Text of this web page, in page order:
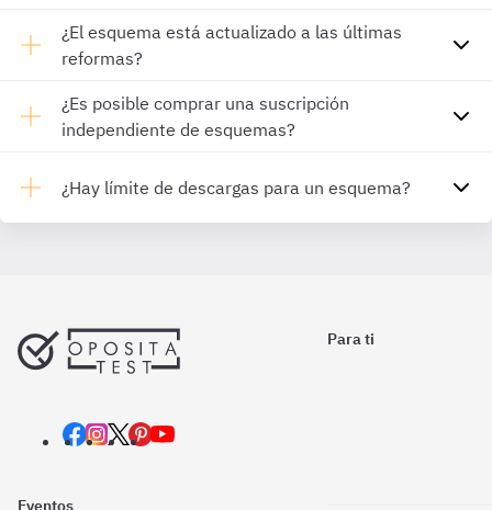
¿El esquema está actualizado a las últimas
reformas?
¿Es posible comprar una suscripción
independiente de esquemas?
¿Hay límite de descargas para un esquema?
Para ti
Eventos